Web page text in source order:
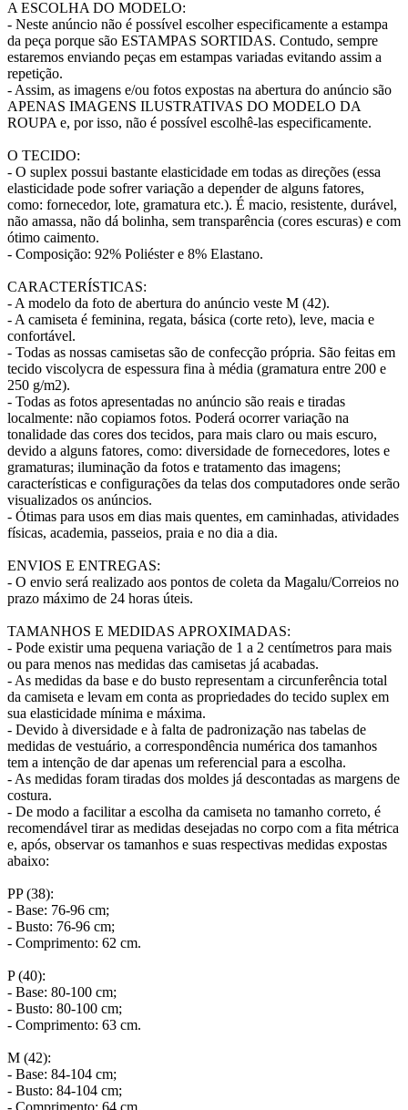
A ESCOLHA DO MODELO:
- Neste anúncio não é possível escolher especificamente a estampa
da peça porque são ESTAMPAS SORTIDAS. Contudo, sempre
estaremos enviando peças em estampas variadas evitando assim a
repetição.
- Assim, as imagens e/ou fotos expostas na abertura do anúncio são
APENAS IMAGENS ILUSTRATIVAS DO MODELO DA
ROUPA e, por isso, não é possível escolhê-las especificamente.
O TECIDO:
- O suplex possui bastante elasticidade em todas as direções (essa
elasticidade pode sofrer variação a depender de alguns fatores,
como: fornecedor, lote, gramatura etc.). É macio, resistente, durável,
não amassa, não dá bolinha, sem transparência (cores escuras) e com
ótimo caimento.
- Composição: 92% Poliéster e 8% Elastano.
CARACTERÍSTICAS:
- A modelo da foto de abertura do anúncio veste M (42).
- A camiseta é feminina, regata, básica (corte reto), leve, macia e
confortável.
- Todas as nossas camisetas são de confecção própria. São feitas em
tecido viscolycra de espessura fina à média (gramatura entre 200 e
250 g/m2).
- Todas as fotos apresentadas no anúncio são reais e tiradas
localmente: não copiamos fotos. Poderá ocorrer variação na
tonalidade das cores dos tecidos, para mais claro ou mais escuro,
devido a alguns fatores, como: diversidade de fornecedores, lotes e
gramaturas; iluminação da fotos e tratamento das imagens;
características e configurações da telas dos computadores onde serão
visualizados os anúncios.
- Ótimas para usos em dias mais quentes, em caminhadas, atividades
físicas, academia, passeios, praia e no dia a dia.
ENVIOS E ENTREGAS:
- O envio será realizado aos pontos de coleta da Magalu/Correios no
prazo máximo de 24 horas úteis.
TAMANHOS E MEDIDAS APROXIMADAS:
- Pode existir uma pequena variação de 1 a 2 centímetros para mais
ou para menos nas medidas das camisetas já acabadas.
- As medidas da base e do busto representam a circunferência total
da camiseta e levam em conta as propriedades do tecido suplex em
sua elasticidade mínima e máxima.
- Devido à diversidade e à falta de padronização nas tabelas de
medidas de vestuário, a correspondência numérica dos tamanhos
tem a intenção de dar apenas um referencial para a escolha.
- As medidas foram tiradas dos moldes já descontadas as margens de
costura.
- De modo a facilitar a escolha da camiseta no tamanho correto, é
recomendável tirar as medidas desejadas no corpo com a fita métrica
e, após, observar os tamanhos e suas respectivas medidas expostas
abaixo:
PP (38):
- Base: 76-96 cm;
- Busto: 76-96 cm;
- Comprimento: 62 cm.
P (40):
- Base: 80-100 cm;
- Busto: 80-100 cm;
- Comprimento: 63 cm.
M (42):
- Base: 84-104 cm;
- Busto: 84-104 cm;